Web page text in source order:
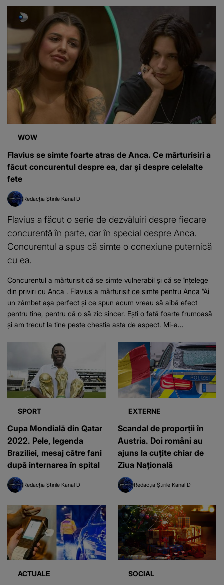
WOW
Flavius se simte foarte atras de Anca. Ce mărturisiri a
făcut concurentul despre ea, dar și despre celelalte
fete
Redacția Știrile Kanal D
Flavius a făcut o serie de dezvăluiri despre fiecare
concurentă în parte, dar în special despre Anca.
Concurentul a spus că simte o conexiune puternică
cu ea.
Concurentul a mărturisit că se simte vulnerabil și că se înțelege
din priviri cu Anca . Flavius a mărturisit ce simte pentru Anca ”Ai
un zâmbet așa perfect și ce spun acum vreau să aibă efect
pentru tine, pentru că o să zic sincer. Ești o fată foarte frumoasă
și am trecut la tine peste chestia asta de aspect. Mi-a...
SPORT
Cupa Mondială din Qatar
2022. Pele, legenda
Braziliei, mesaj către fani
după internarea în spital
Redacția Știrile Kanal D
EXTERNE
Scandal de proporții în
Austria. Doi români au
ajuns la cuțite chiar de
Ziua Națională
Redacția Știrile Kanal D
ACTUALE SOCIAL